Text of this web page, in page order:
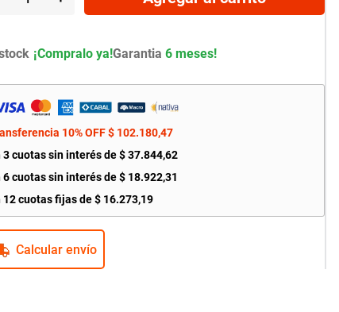
Garantia 6 meses!
10% OFF$ 102.180,47
3cuotas sin interés de$37.844,62
6cuotas sin interés de$ 18.922,31
12cuotas fijas de$ 16.273,19
Calcular envío